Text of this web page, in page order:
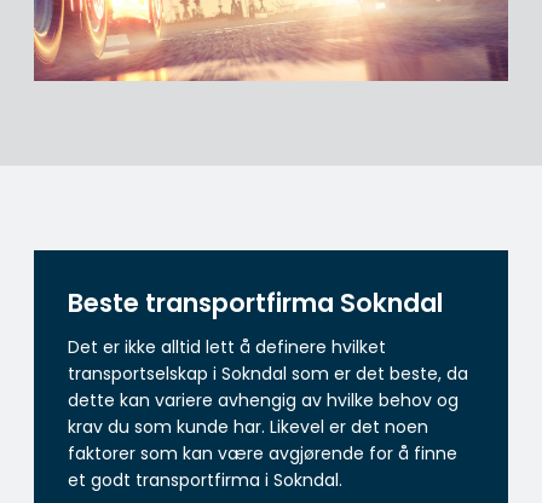
Beste transportfirma Sokndal
Det er ikke alltid lett å definere hvilket
transportselskap i Sokndal som er det beste, da
dette kan variere avhengig av hvilke behov og
krav du som kunde har. Likevel er det noen
faktorer som kan være avgjørende for å finne
et godt transportfirma i Sokndal.